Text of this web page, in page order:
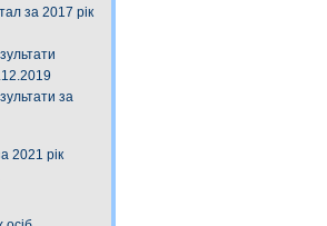
за 2017 рік
за
2021 рік